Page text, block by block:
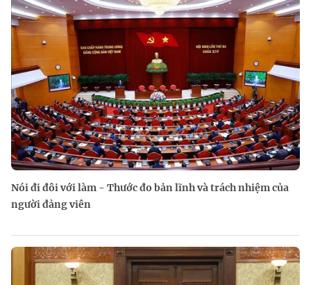
Nói đi đôi với làm - Thước đo bản lĩnh và trách nhiệm của
người đảng viên